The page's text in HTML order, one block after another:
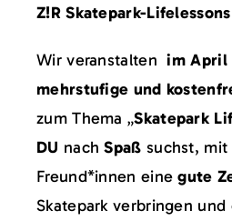
Z!R Skatepark-Lifelessons
Wir veranstaltenim April
mehrstufige und
zum Thema „Skatepark
DU nachSpaß suchst, mit
Freund*innen einegute
Skatepark verbringen und